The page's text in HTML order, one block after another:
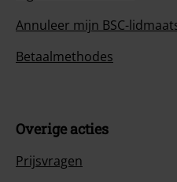
Annuleer mijn BSC-
Betaalmethodes
Overige acties
Prijsvragen